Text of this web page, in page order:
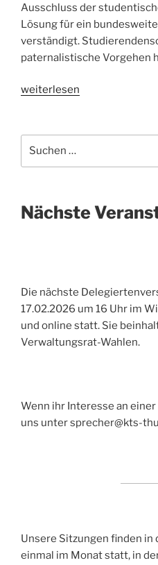
Ausschluss der
Lösung für ein
verständigt.
paternalistische Vorgehen
„„Keine
auch
keine
weiterlesen
nach:
Nächste
Die nächste
17.02.2026 um 16 Uhr im
und online statt. Sie
Verwaltungsrat-Wahlen.
Wenn ihr Interesse an
uns unter sprecher@kts-
Unsere Sitzungen finden
einmal im Monat statt, in